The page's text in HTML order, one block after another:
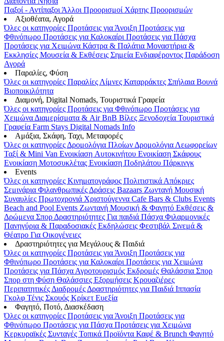
Παξοί - Αντίπαξοι Άλλοι Προορισμοί Χάρτης Προορισμών
Αξιοθέατα, Αγορά
Όλες οι κατηγορίες Προτάσεις για Άνοιξη Προτάσεις για
Φθινόπωρο Προτάσεις για Καλοκαίρι Προτάσεις για Πάσχα
Προτάσεις για Χειμώνα Κάστρα & Παλάτια Μοναστήρια &
Εκκλησίες Μουσεία & Εκθέσεις Σημεία Ενδιαφέροντος Παράδοση
Αγορά
Παραλίες, Φύση
Όλες οι κατηγορίες Παραλίες Λίμνες Καταρράκτες Σπήλαια Βουνά
Βιοποικιλότητα
Διαμονή, Digital Nomads, Τουριστικά Γραφεία
Όλες οι κατηγορίες Προτάσεις για Φθινόπωρο Προτάσεις για
Χειμώνα Διαμερίσματα & Air BnB Βίλες Ξενοδοχεία Τουριστικά
Γραφεία Farm Stays Digital Nomads Info
Αμάξια, Σκάφη, Ταχι, Μεταφορές
Όλες οι κατηγορίες Δρομολόγια Πλοίων Δρομολόγια Λεωφορείων
Ταξί & Μini Van Ενοικίαση Aυτοκινήτου Ενοικίαση Σκάφους
Ενοικίαση Μοτοσυκλέτας Ενοικίαση Ποδηλάτου Πάρκινγκ
Events
Όλες οι κατηγορίες Κινηματογράφος Πολιτιστικά Απόκριες
Σεμινάρια Φιλανθρωπικές Δράσεις Bazaars Ζωντανή Μουσική
Συναυλίες Πρωτοχρονιά Χριστούγεννα Cafe Bars & Clubs Events
Beach and Pool Events Ζωντανή Μουσική & Φαγητό Εκθέσεις &
Δρώμενα Σπορ Δραστηριότητες Για παιδιά Πάσχα Φιλαρμονικές
Πανηγύρια & Παραδοσιακές Εκδηλώσεις Φεστιβάλ Σινεμά &
Θέατρο Για Οικογένειες
Δραστηριότητες για Μεγάλους & Παιδιά
Όλες οι κατηγορίες Προτάσεις για Άνοιξη Προτάσεις για
Φθινόπωρο Προτάσεις για Καλοκαίρι Προτάσεις για Χειμώνα
Προτάσεις για Πάσχα Αγροτουρισμός Εκδρομές Θαλάσσια Σπορ
Σπορ στη Φύση Θαλάσσιες Εξορμήσεις Κρουαζιέρες
Περιπατητικές Διαδρομές Δραστηριότητες για Παιδιά Ιππασία
Γκολφ Τένις Σκουός Κρίκετ Ευεξία
Φαγητό, Ποτό, Διασκέδαση
Όλες οι κατηγορίες Προτάσεις για Άνοιξη Προτάσεις για
Φθινόπωρο Προτάσεις για Πάσχα Προτάσεις για Χειμώνα
Κερκυραϊκές Συνταγές Τοπικά Προϊόντα Καφέ & Brunch Φαγητό